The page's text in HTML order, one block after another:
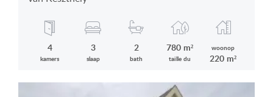
4
kamers
3
slaap
2
bath
780 m²
taille du
woonop
220 m²